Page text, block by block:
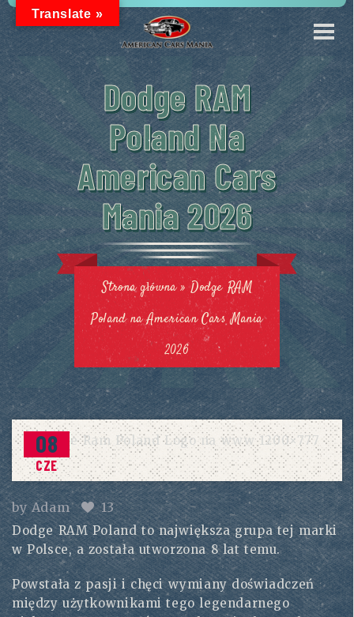
Dodge RAM
Poland Na
American Cars
Mania 2026
Strona główna»Dodge RAM
Poland na American Cars Mania
2026
08
CZE
byAdam 13
Dodge RAM Poland to największa grupa tej marki
w Polsce, a została utworzona 8 lat temu.
Powstała z pasji i chęci wymiany doświadczeń
między użytkownikami tego legendarnego
Translate »